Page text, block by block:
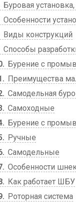
Буровая
Особенности
Виды конструкций
Способы
Бурение с
Преимущества
Самодельная
Самоходные
Бурение с
Ручные
Самодельные
Особенности
Как работает ШБУ
Роторная система